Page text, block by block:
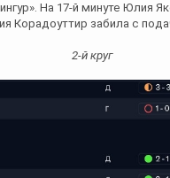
На 17-й минуте Юлия
Корадоуттир забила с
2-й круг